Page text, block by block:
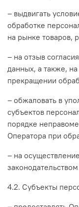
– выдвигать
обработке
на рынке товаров,
– на отзыв
данных, а также,
прекращении
– обжаловать в
субъектов
порядке
Оператора при
– на
4.2. Субъекты